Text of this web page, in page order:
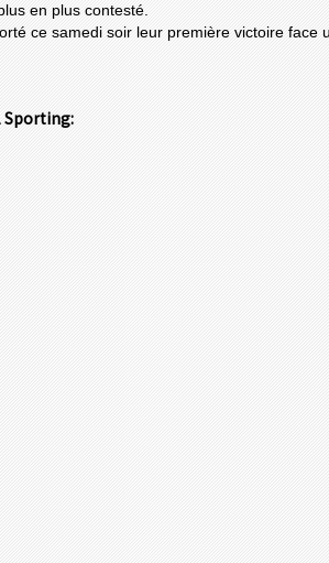
en plus contesté.
ce samedi soir leur première victoire face
Sporting: